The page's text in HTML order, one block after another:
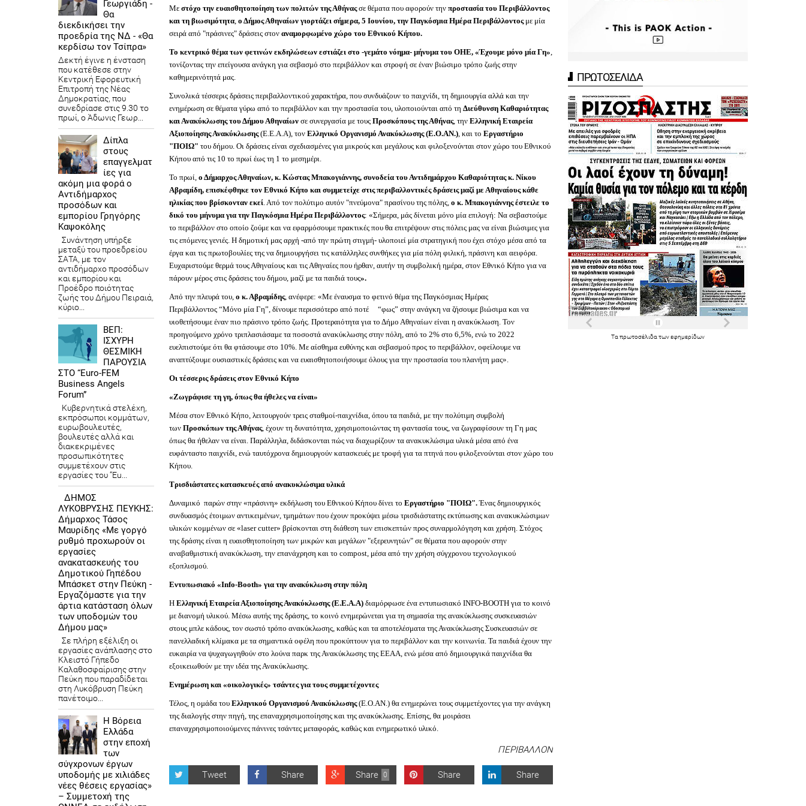
Με στόχο την ευαισθητοποίηση των πολιτών της Αθήναςσε θέματα που αφορούν την προστασία του Περιβάλλοντος
και τη βιωσιμότητα ο Δήμος Αθηναίων γιορτάζει σήμερα, 5 Ιουνίου, την Παγκόσμια Ημέρα Περιβάλλοντοςμε μία
σειρά από "πράσινες" δράσεις στον αναμορφωμένο χώρο του Εθνικού Κήπου.
Το κεντρικό θέμα των φετινών εκδηλώσεων εστιάζει στο -γεμάτο νόημα- μήνυμα του ΟΗΕ, «Έχουμε μόνο μία Γη»
τονίζοντας την επείγουσα ανάγκη για σεβασμό στο περιβάλλον και στροφή σε έναν βιώσιμο τρόπο ζωής στην
καθημερινότητά μας.
Συνολικά τέσσερις δράσεις περιβαλλοντικού χαρακτήρα, που συνδυάζουν το παιχνίδι, τη δημιουργία αλλά και την
ενημέρωση σε θέματα γύρω από το περιβάλλον και την προστασία του, υλοποιούνται από τη Διεύθυνση Καθαριότητας
και Ανακύκλωσης του Δήμου Αθηναίων σε συνεργασία με τους Προσκόπους της Αθήνας, την Ελληνική Εταιρεία
Αξιοποίησης Ανακύκλωσης(Ε.Ε.Α.Α), τον Ελληνικό Οργανισμό Ανακύκλωσης (Ε.Ο.ΑΝ.) , και το Εργαστήριο
"ΠΟΙΩ" του δήμου. Οι δράσεις είναι σχεδιασμένες για μικρούς και μεγάλους και φιλοξενούνται στον χώρο του Εθνικού
Κήπου από τις 10 το πρωί έως τη 1 το μεσημέρι.
Το πρωί, ο Δήμαρχος Αθηναίων, κ. Κώστας Μπακογιάννης, συνοδεία του Αντιδημάρχου Καθαριότητας κ. Νίκου
Αβραμίδη, επισκέφθηκε τον Εθνικό Κήπο και συμμετείχε στις περιβαλλοντικές δράσεις μαζί με Αθηναίους κάθε
ηλικίας που βρίσκονταν εκεί . Από τον πολύτιμο αυτόν "πνεύμονα" πρασίνου της πόλης, ο κ. Μπακογιάννης έστειλε το
δικό του μήνυμα για την Παγκόσμια Ημέρα Περιβάλλοντος: «Σήμερα, μάς δίνεται μόνο μία επιλογή: Να σεβαστούμε
το περιβάλλον στο οποίο ζούμε και να εφαρμόσουμε πρακτικές που θα επιτρέψουν στις πόλεις μας να είναι βιώσιμες για
τις επόμενες γενιές. Η δημοτική μας αρχή -από την πρώτη στιγμή- υλοποιεί μία στρατηγική που έχει στόχο μέσα από τα
έργα και τις πρωτοβουλίες της να δημιουργήσει τις κατάλληλες συνθήκες για μία πόλη φιλική, πράσινη και αειφόρα.
Ευχαριστούμε θερμά τους Αθηναίους και τις Αθηναίες που ήρθαν, αυτήν τη συμβολική ημέρα, στον Εθνικό Κήπο για να
πάρουν μέρος στις δράσεις του δήμου, μαζί με τα παιδιά τους».
Από την πλευρά του, ο κ. Αβραμίδης, ανέφερε: «Με έναυσμα το φετινό θέμα της Παγκόσμιας Ημέρας
Περιβάλλοντος “Μόνο μία Γη”, δίνουμε περισσότερο από ποτέ “φως” στην ανάγκη να ζήσουμε βιώσιμα και να
υιοθετήσουμε έναν πιο πράσινο τρόπο ζωής. Προτεραιότητα για το Δήμο Αθηναίων είναι η ανακύκλωση. Τον
προηγούμενο χρόνο τριπλασιάσαμε τα ποσοστά ανακύκλωσης στην πόλη, από το 2% στο 6,5%, ενώ το 2022
ευελπιστούμε ότι θα φτάσουμε στο 10%. Με αίσθημα ευθύνης και σεβασμού προς το περιβάλλον, οφείλουμε να
αναπτύξουμε ουσιαστικές δράσεις και να ευαισθητοποιήσουμε όλους για την προστασία του πλανήτη μας».
Οι τέσσερις δράσεις στον Εθνικό Κήπο
«Ζωγράφισε τη γη, όπως θα ήθελες να είναι»
Μέσα στον Εθνικό Κήπο, λειτουργούν τρεις σταθμοί-παιχνίδια, όπου τα παιδιά, με την πολύτιμη συμβολή
των Προσκόπων της Αθήνας, έχουν τη δυνατότητα, χρησιμοποιώντας τη φαντασία τους, να ζωγραφίσουν τη Γη μας
όπως θα ήθελαν να είναι. Παράλληλα, διδάσκονται πώς να διαχωρίζουν τα ανακυκλώσιμα υλικά μέσα από ένα
ευφάνταστο παιχνίδι, ενώ ταυτόχρονα δημιουργούν κατασκευές με τροφή για τα πτηνά που φιλοξενούνται στον χώρο του
Κήπου.
Τρισδιάστατες κατασκευές από ανακυκλώσιμα υλικά
Δυναμικό παρών στην «πράσινη» εκδήλωση του Εθνικού Κήπου δίνει το Εργαστήριο "ΠΟΙΩ".Ένας δημιουργικός
συνδυασμός έτοιμων αντικειμένων, τμημάτων που έχουν προκύψει μέσω τρισδιάστατης εκτύπωσης και ανακυκλώσιμων
υλικών κομμένων σε «laser cutter» βρίσκονται στη διάθεση των επισκεπτών προς συναρμολόγηση και χρήση. Στόχος
της δράσης είναι η ευαισθητοποίηση των μικρών και μεγάλων "εξερευνητών" σε θέματα που αφορούν στην
αναβαθμιστική ανακύκλωση, την επανάχρηση και το compost, μέσα από την χρήση σύγχρονου τεχνολογικού
εξοπλισμού.
Εντυπωσιακό «Info-Booth» για την ανακύκλωση στην πόλη
Η Ελληνική Εταιρεία Αξιοποίησης Ανακύκλωσης (Ε.Ε.Α.Α) διαμόρφωσε ένα εντυπωσιακό INFO-BOOTH για το κοινό
με διανομή υλικού. Μέσω αυτής της δράσης, το κοινό ενημερώνεται για τη σημασία της ανακύκλωσης συσκευασιών
στους μπλε κάδους, τον σωστό τρόπο ανακύκλωσης, καθώς και τα αποτελέσματα της Ανακύκλωσης Συσκευασιών σε
πανελλαδική κλίμακα με τα σημαντικά οφέλη που προκύπτουν για το περιβάλλον και την κοινωνία. Τα παιδιά έχουν την
ευκαιρία να ψυχαγωγηθούν στο λούνα παρκ της Ανακύκλωσης της ΕΕΑΑ, ενώ μέσα από δημιουργικά παιχνίδια θα
εξοικειωθούν με την ιδέα της Ανακύκλωσης.
Ενημέρωση και «οικολογικές» τσάντες για τους συμμετέχοντες
Τέλος, η ομάδα του Ελληνικού Οργανισμού Ανακύκλωσης(Ε.Ο.ΑΝ.) θα ενημερώνει τους συμμετέχοντες για την ανάγκη
της διαλογής στην πηγή, της επαναχρησιμοποίησης και της ανακύκλωσης. Επίσης, θα μοιράσει
επαναχρησιμοποιούμενες πάνινες τσάντες μεταφοράς, καθώς και ενημερωτικό υλικό.
ΠΕΡΙΒΑΛΛΟΝ
Tweet Share 0
Share Share Share
ΠΡΩΤΟΣΕΛΙΔΑ
Τα πρωτοσέλιδα τωνεφημερίδων
Γεωργιάδη -
Θα
διεκδικήσει την
προεδρία της ΝΔ - «Θα
κερδίσω τον Τσίπρα»
Δεκτή έγινε η ένσταση
που κατέθεσε στην
Κεντρική Εφορευτική
Επιτροπή της Νέας
Δημοκρατίας, που
συνεδρίασε στις 9.30 το
πρωί, ο Άδωνις Γεωρ...
Δίπλα
στους
επαγγελματ
ίες για
ακόμη μια φορά ο
Αντιδήμαρχος
προσόδων και
εμπορίου Γρηγόρης
Καψοκόλης
Συνάντηση υπήρξε
μεταξύ του προεδρείου
ΣΑΤΑ, με τον
αντιδήμαρχο προσόδων
και εμπορίου και
Προέδρο ποιότητας
ζωής του Δήμου Πειραιά,
κύριο...
ΒΕΠ:
ΙΣΧΥΡΗ
ΘΕΣΜΙΚΗ
ΠΑΡΟΥΣΙΑ
ΣΤΟ “Euro-FEM
Business Angels
Forum”
Κυβερνητικά στελέχη,
εκπρόσωποι κομμάτων,
ευρωβουλευτές,
βουλευτές αλλά και
διακεκριμένες
προσωπικότητες
συμμετέχουν στις
εργασίες του “Eu...
ΔΗΜΟΣ
ΛΥΚΟΒΡΥΣΗΣ ΠΕΥΚΗΣ:
Δήμαρχος Τάσος
Μαυρίδης «Με γοργό
ρυθμό προχωρούν οι
εργασίες
ανακατασκευής του
Δημοτικού Γηπέδου
Μπάσκετ στην Πεύκη -
Εργαζόμαστε για την
άρτια κατάσταση όλων
των υποδομών του
Δήμου μας»
Σε πλήρη εξέλιξη οι
εργασίες ανάπλασης στο
Κλειστό Γήπεδο
Καλαθοσφαίρισης στην
Πεύκη που παραδίδεται
στη Λυκόβρυση Πεύκη
πανέτοιμο...
Η Βόρεια
Ελλάδα
στην εποχή
των
σύγχρονων έργων
υποδομής με χιλιάδες
νέες θέσεις εργασίας»
– Συμμετοχή της